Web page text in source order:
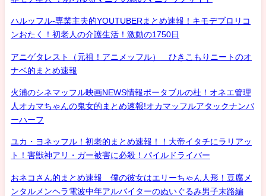
ハルッフル-専業主夫的YOUTUBERまとめ速報！キモデブロリコ
ンおたく！初老人の介護生活！激動の1750日
アニゲタレスト（元祖！アニメッフル） ひきこもりニートのオ
ナベ的まとめ速報
火浦のシネマッフル映画NEWS情報ポータブルの杜！オネエ管理
人オカマちゃんの鬼女的まとめ速報!オカマッフルアタックナンバ
ーハーフ
ユカ・ヨネッフル！初老的まとめ速報！！大帝イタチにラリアッ
ト！害獣神アリ・ガー被害に必殺！パイルドライバー
おネコさん的まとめ速報 僕の彼女はエリーちゃん人形！豆腐メ
ンタルメンヘラ電波中年アルバイターのぬいぐるみ男子末路編